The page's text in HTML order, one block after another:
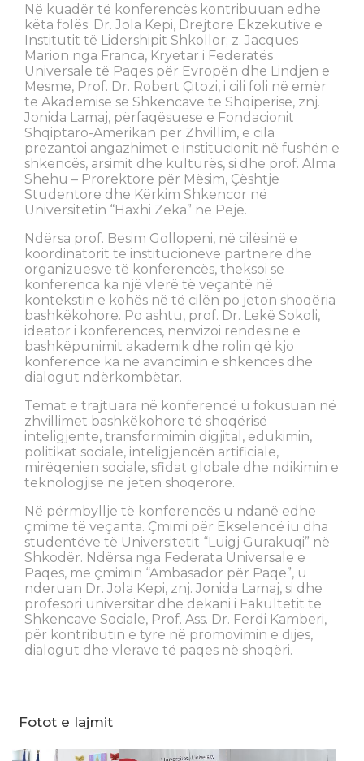
Në kuadër të konferencës kontribuuan edhe
këta folës: Dr. Jola Kepi, Drejtore Ekzekutive e
Institutit të Lidershipit Shkollor; z. Jacques
Marion nga Franca, Kryetar i Federatës
Universale të Paqes për Evropën dhe Lindjen e
Mesme, Prof. Dr. Robert Çitozi, i cili foli në emër
të Akademisë së Shkencave të Shqipërisë, znj.
Jonida Lamaj, përfaqësuese e Fondacionit
Shqiptaro-Amerikan për Zhvillim, e cila
prezantoi angazhimet e institucionit në fushën e
shkencës, arsimit dhe kulturës, si dhe prof. Alma
Shehu – Prorektore për Mësim, Çështje
Studentore dhe Kërkim Shkencor në
Universitetin “Haxhi Zeka” në Pejë.
Ndërsa prof. Besim Gollopeni, në cilësinë e
koordinatorit të institucioneve partnere dhe
organizuesve të konferencës, theksoi se
konferenca ka një vlerë të veçantë në
kontekstin e kohës në të cilën po jeton shoqëria
bashkëkohore. Po ashtu, prof. Dr. Lekë Sokoli,
ideator i konferencës, nënvizoi rëndësinë e
bashkëpunimit akademik dhe rolin që kjo
konferencë ka në avancimin e shkencës dhe
dialogut ndërkombëtar.
Temat e trajtuara në konferencë u fokusuan në
zhvillimet bashkëkohore të shoqërisë
inteligjente, transformimin digjital, edukimin,
politikat sociale, inteligjencën artificiale,
mirëqenien sociale, sfidat globale dhe ndikimin e
teknologjisë në jetën shoqërore.
Në përmbyllje të konferencës u ndanë edhe
çmime të veçanta. Çmimi për Ekselencë iu dha
studentëve të Universitetit “Luigj Gurakuqi” në
Shkodër. Ndërsa nga Federata Universale e
Paqes, me çmimin “Ambasador për Paqe”, u
nderuan Dr. Jola Kepi, znj. Jonida Lamaj, si dhe
profesori universitar dhe dekani i Fakultetit të
Shkencave Sociale, Prof. Ass. Dr. Ferdi Kamberi,
për kontributin e tyre në promovimin e dijes,
dialogut dhe vlerave të paqes në shoqëri.
Fotot e lajmit